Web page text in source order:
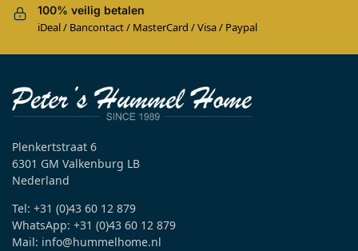
100% veilig betalen
iDeal / Bancontact / MasterCard / Visa / Paypal
Plenkertstraat 6
6301 GM Valkenburg LB
Nederland
Tel: +31 (0)43 60 12 879
WhatsApp: +31 (0)43 60 12 879
Mail: info@hummelhome.nl